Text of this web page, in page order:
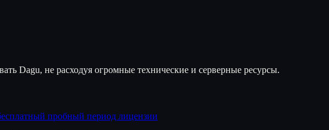
Dagu, не расходуя огромные технические и серверные ресурсы.
пробный период лицензии